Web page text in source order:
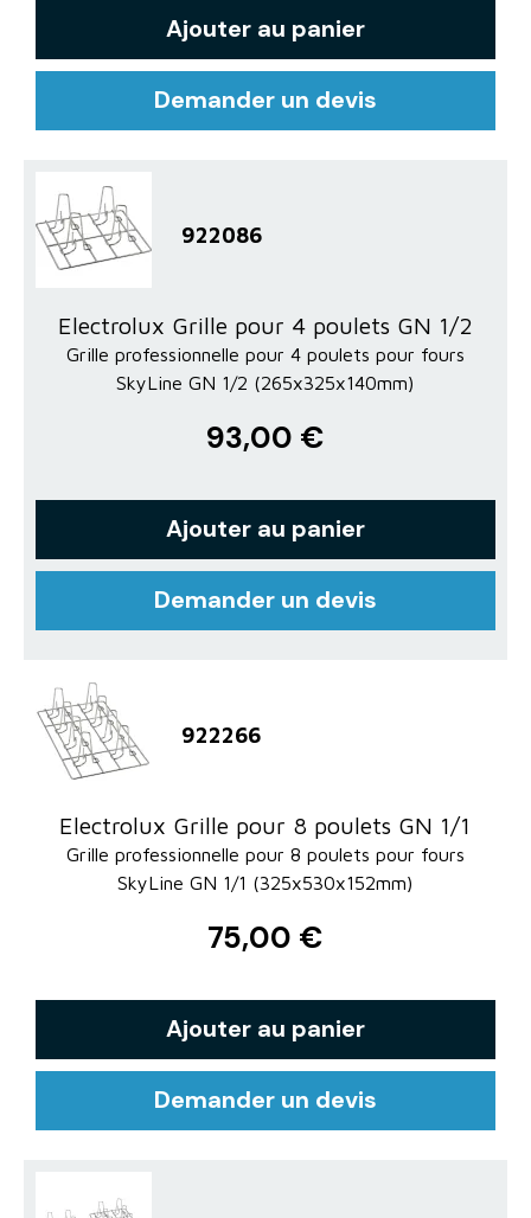
Ajouter au panier
Demander un devis
922086
Electrolux Grille pour 4 poulets GN 1/2
Grille professionnelle pour 4 poulets pour fours
SkyLine GN 1/2 (265x325x140mm)
93,00 €
Ajouter au panier
Demander un devis
922266
Electrolux Grille pour 8 poulets GN 1/1
Grille professionnelle pour 8 poulets pour fours
SkyLine GN 1/1 (325x530x152mm)
75,00 €
Ajouter au panier
Demander un devis